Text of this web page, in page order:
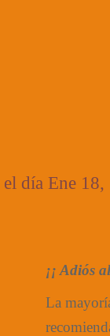
el día Ene
¡¡ Adiós
La